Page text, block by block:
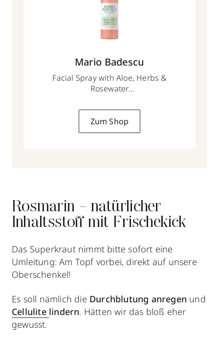
Mario Badescu
Facial Spray with Aloe, Herbs &
Rosewater
Zum Shop
Rosmarin – natürlicher
Inhaltsstoff mit Frischekick
Das Superkraut nimmt bitte sofort eine
Umleitung: Am Topf vorbei, direkt auf unsere
Oberschenkel!
Es soll nämlich die Durchblutung anregen und
Cellulite lindern. Hätten wir das bloß eher
gewusst.